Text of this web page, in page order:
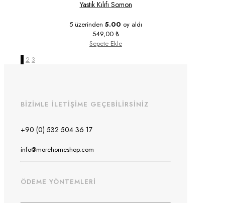
Yastık Kılıfı Somon
5 üzerinden 5.00 oy aldı
549,00 ₺
Sepete Ekle
2 3
BİZİMLE İLETİŞİME GEÇEBİLİRSİNİZ
+90 (0) 532 504 36 17
info@morehomeshop.com
ÖDEME YÖNTEMLERİ